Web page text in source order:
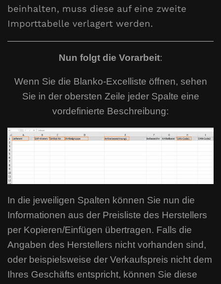
beinhalten, muss diese auf eine zweite
Importtabelle verlagert werden.
Nun folgt die Vorarbeit:
Wenn Sie die Blanko-Excelliste öffnen, sehen
Sie in der obersten Zeile jeder Spalte eine
vordefinierte Beschreibung:
In die jeweiligen Spalten können Sie nun die
Informationen aus der Preisliste des Herstellers
per Kopieren/Einfügen übertragen. Falls die
Angaben des Herstellers nicht vorhanden sind,
oder beispielsweise der Verkaufspreis nicht dem
Ihres Geschäfts entspricht, können Sie diese